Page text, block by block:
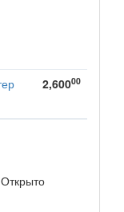
2,60000
Открыто